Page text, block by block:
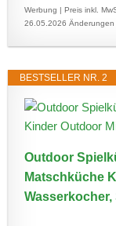
Werbung | Preis inkl.
26.05.2026 Änderungen
BESTSELLER NR. 2
Outdoor
Matschküche
Wasserkocher,